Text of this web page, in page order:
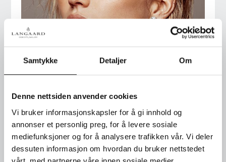
Samtykke Detaljer Om
Denne nettsiden anvender cookies
Vi bruker informasjonskapsler for å gi innhold og
annonser et personlig preg, for å levere sosiale
mediefunksjoner og for å analysere trafikken vår. Vi deler
dessuten informasjon om hvordan du bruker nettstedet